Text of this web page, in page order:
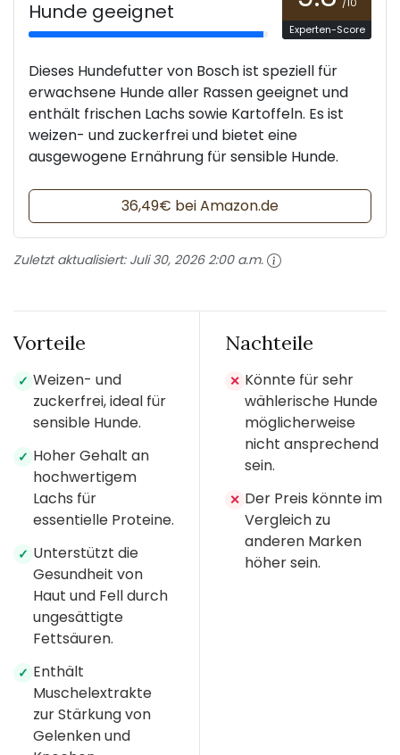
Hunde geeignet
Experten-Score
Dieses Hundefutter von Bosch ist speziell für
erwachsene Hunde aller Rassen geeignet und
enthält frischen Lachs sowie Kartoffeln. Es ist
weizen- und zuckerfrei und bietet eine
ausgewogene Ernährung für sensible Hunde.
36,49€ bei Amazon.de
Zuletzt aktualisiert: Juli 30, 2026 2:00 a.m.
Vorteile
✓ Weizen- und
zuckerfrei, ideal für
sensible Hunde.
✓ Hoher Gehalt an
hochwertigem
Lachs für
essentielle Proteine.
✓ Unterstützt die
Gesundheit von
Haut und Fell durch
ungesättigte
Fettsäuren.
✓ Enthält
Muschelextrakte
zur Stärkung von
Gelenken und
Nachteile
✕ Könnte für sehr
wählerische Hunde
möglicherweise
nicht ansprechend
sein.
✕ Der Preis könnte im
Vergleich zu
anderen Marken
höher sein.